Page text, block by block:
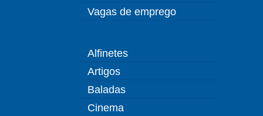
Vagas de emprego
Alfinetes
Artigos
Baladas
Cinema